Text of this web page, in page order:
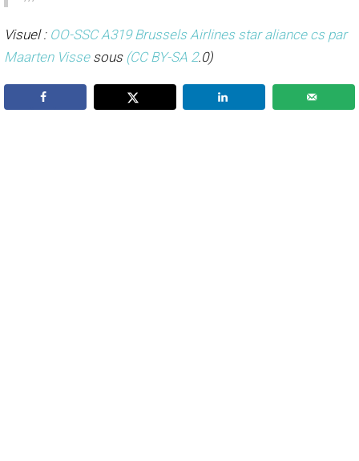
Visuel : OO-SSC A319 Brussels Airlines star aliance cs par
Maarten Vissesous (CC BY-SA 2.0)